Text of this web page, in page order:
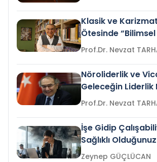
Klasik ve
Ötesinde
Prof.Dr. Nevzat
Nöroliderlik ve
Geleceğin Liderlik
Prof.Dr. Nevzat
İşe Gidip
Sağlıklı
Gelir mi?Zeynep GÜÇLÜCAN